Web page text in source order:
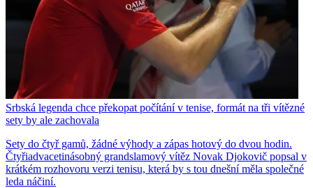
Srbská legenda chce překopat počítání v tenise, formát na tři vítězné
sety by ale zachovala
Sety do čtyř gamů, žádné výhody a zápas hotový do dvou hodin.
Čtyřiadvacetinásobný grandslamový vítěz Novak Djokovič popsal v
krátkém rozhovoru verzi tenisu, která by s tou dnešní měla společné
leda náčiní.